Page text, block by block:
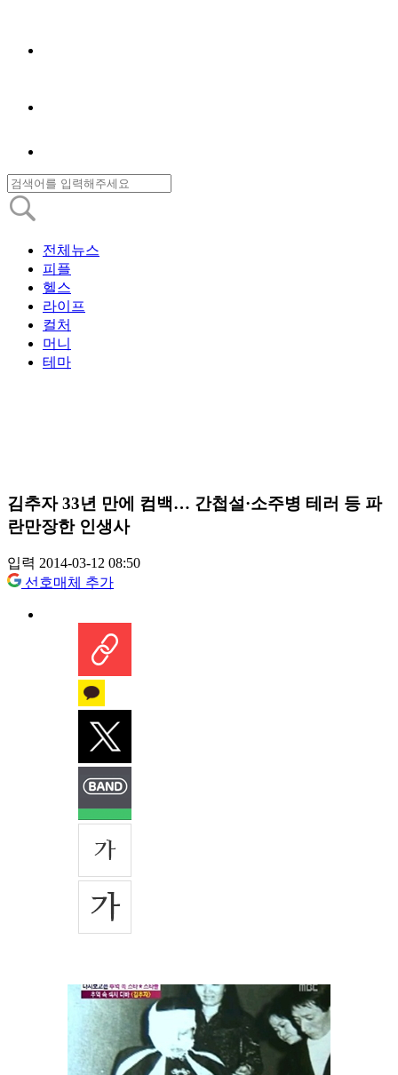
전체뉴스
피플
헬스
라이프
컬처
머니
테마
김추자 33년 만에 컴백… 간첩설·소주병 테러 등 파
란만장한 인생사
입력 2014-03-12 08:50
선호매체 추가